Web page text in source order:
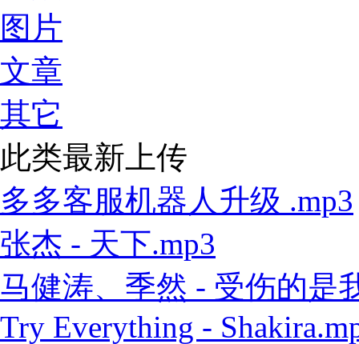
图片
文章
其它
此类最新上传
多多客服机器人升级 .mp3
张杰 - 天下.mp3
马健涛、季然 - 受伤的是
Try Everything -